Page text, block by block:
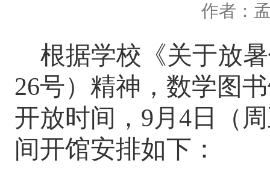
作者：
根据学校《关于放
26号）精神， 数学图
开放时间， 9月 4日（
间开馆安排如下：